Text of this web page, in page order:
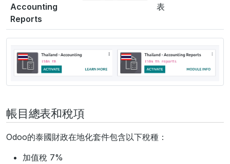
Accounting
Reports
表
帳目總表和稅項
Odoo的泰國財政在地化套件包含以下稅種：
加值稅 7%